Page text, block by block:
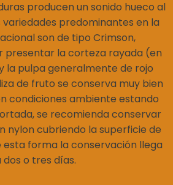
producen un sonido hueco al
variedades predominantes en la
son de tipo Crimson,
presentar la corteza rayada (en
la pulpa generalmente de rojo
de fruto se conserva muy bien
condiciones ambiente estando
se recomienda conservar
nylon cubriendo la superficie de
esta forma la conservación llega
dos o tres días.